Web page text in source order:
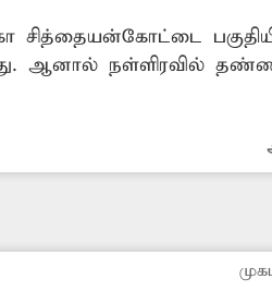
சித்தையன்கோட்டை
ஆனால் நள்ளிரவில் தண்ணீர்
செய்யப்படுகிறது
பொதுமக்கள்
நடவடிக்கை எடுக்க